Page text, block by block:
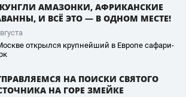
АМАЗОНКИ, АФРИКАНСКИЕ
И ВСЁ ЭТО — В ОДНОМ МЕСТЕ!
открылся крупнейший в Европе сафари-
НА ПОИСКИ СВЯТОГО
НА ГОРЕ ЗМЕЙКЕ